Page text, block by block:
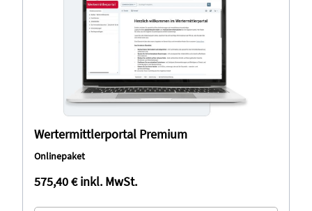
auswählen, welche Cookies Sie nicht akzeptieren
Wertermittlerportal Premium
Onlinepaket
575,40 €inkl. MwSt.